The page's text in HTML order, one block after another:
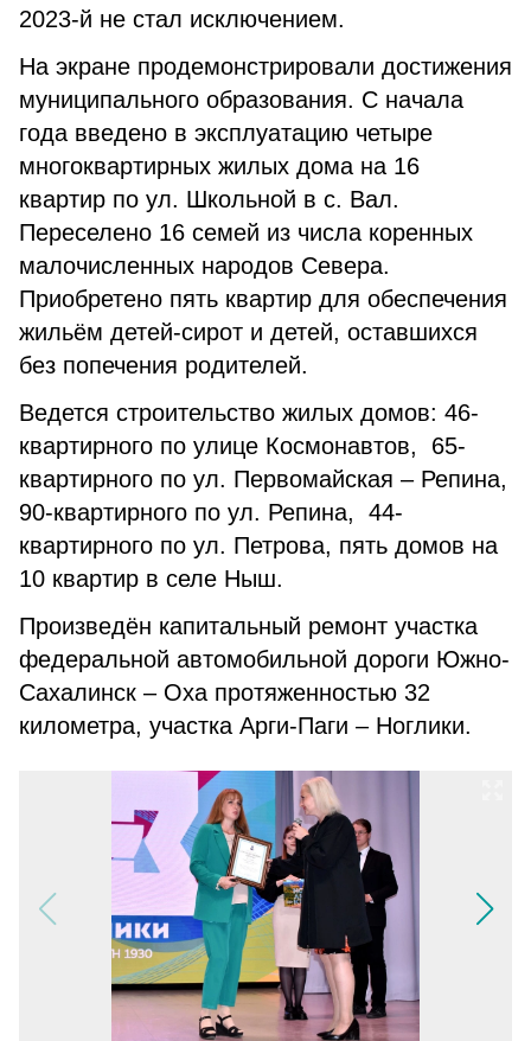
2023-й не стал исключением.
На экране продемонстрировали достижения
муниципального образования. С начала
года введено в эксплуатацию четыре
многоквартирных жилых дома на 16
квартир по ул. Школьной в с. Вал.
Переселено 16 семей из числа коренных
малочисленных народов Севера.
Приобретено пять квартир для обеспечения
жильём детей-сирот и детей, оставшихся
без попечения родителей.
Ведется строительство жилых домов: 46-
квартирного по улице Космонавтов, 65-
квартирного по ул. Первомайская – Репина,
90-квартирного по ул. Репина, 44-
квартирного по ул. Петрова, пять домов на
10 квартир в селе Ныш.
Произведён капитальный ремонт участка
федеральной автомобильной дороги Южно-
Сахалинск – Оха протяженностью 32
километра, участка Арги-Паги – Ноглики.